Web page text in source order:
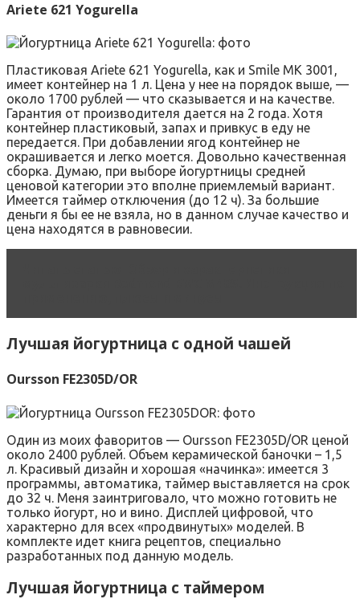
Ariete 621 Yogurella
Пластиковая Ariete 621 Yogurella, как и Smile MK 3001,
имеет контейнер на 1 л. Цена у нее на порядок выше, —
около 1700 рублей — что сказывается и на качестве.
Гарантия от производителя дается на 2 года. Хотя
контейнер пластиковый, запах и привкус в еду не
передается. При добавлении ягод контейнер не
окрашивается и легко моется. Довольно качественная
сборка. Думаю, при выборе йогуртницы средней
ценовой категории это вполне приемлемый вариант.
Имеется таймер отключения (до 12 ч). За большие
деньги я бы ее не взяла, но в данном случае качество и
цена находятся в равновесии.
Лучшая йогуртница с одной чашей
Oursson FE2305D/OR
Один из моих фаворитов — Oursson FE2305D/OR ценой
около 2400 рублей. Объем керамической баночки – 1,5
л. Красивый дизайн и хорошая «начинка»: имеется 3
программы, автоматика, таймер выставляется на срок
до 32 ч. Меня заинтриговало, что можно готовить не
только йогурт, но и вино. Дисплей цифровой, что
характерно для всех «продвинутых» моделей. В
комплекте идет книга рецептов, специально
разработанных под данную модель.
Лучшая йогуртница с таймером